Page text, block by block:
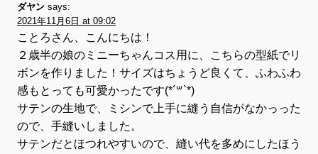
ダヤン says:
2021年11月6日 at 09:02
ことろさん、こんにちは！
２歳半の娘のミニーちゃんコス用に、こちらの型紙でリ
ボンを作りました！サイズはちょうど良くて、ふわふわ
感もとっても可愛かったです(*´꒳`*)
サテンの生地で、ミシンで上手に縫う自信がなかっった
ので、手縫いしました。
サテンだとほつれやすいので、縫い代を多めにしたほう